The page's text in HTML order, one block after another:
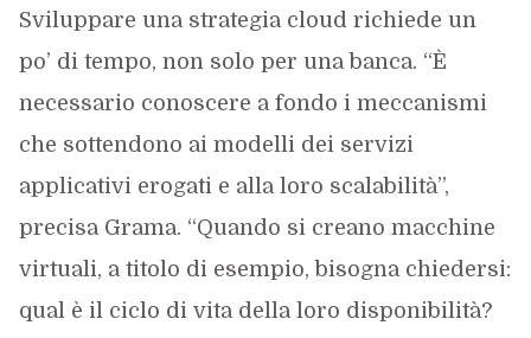
Sviluppare una strategia cloud richiede un
po’ di tempo, non solo per una banca. “È
necessario conoscere a fondo i meccanismi
che sottendono ai modelli dei servizi
applicativi erogati e alla loro scalabilità”,
precisa Grama. “Quando si creano macchine
virtuali, a titolo di esempio, bisogna chiedersi:
qual è il ciclo di vita della loro disponibilità?